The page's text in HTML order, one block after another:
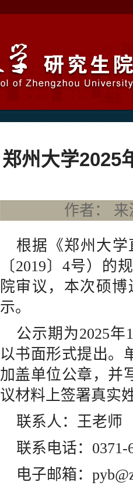
郑州大学2025
作者：
根据《郑州大
〔2019〕4号）的
院审议，本次硕
示。
公示期为2025年
以书面形式提出。
加盖单位公章，并
议材料上签署真实
联系人：王老师
联系电话： 0371-
电子邮箱：